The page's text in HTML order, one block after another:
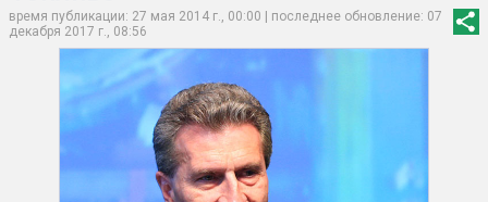
время публикации: 27 мая 2014 г., 00:00 | последнее обновление: 07
декабря 2017 г., 08:56